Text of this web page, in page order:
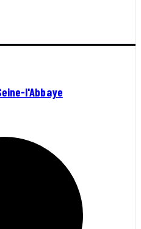
l'Abbaye